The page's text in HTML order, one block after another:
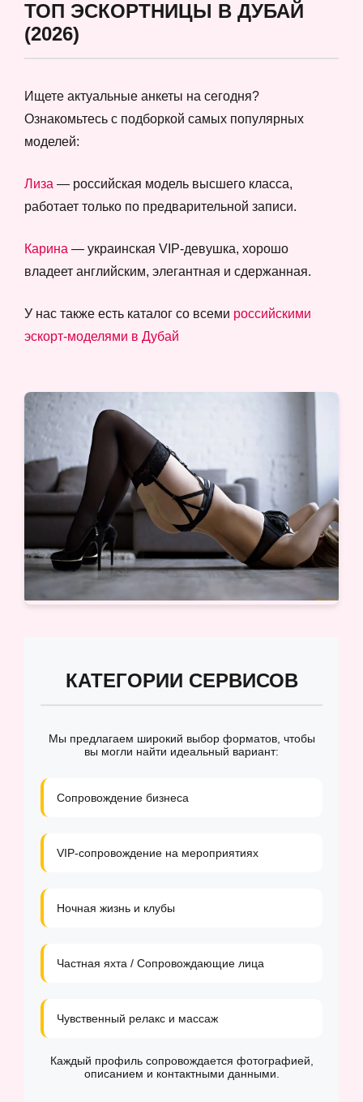
ТОП ЭСКОРТНИЦЫ В ДУБАЙ
(2026)
Ищете актуальные анкеты на сегодня?
Ознакомьтесь с подборкой самых популярных
моделей:
Лиза — российская модель высшего класса,
работает только по предварительной записи.
Карина — украинская VIP-девушка, хорошо
владеет английским, элегантная и сдержанная.
У нас также есть каталог со всеми российскими
эскорт-моделями в Дубай
КАТЕГОРИИ СЕРВИСОВ
Мы предлагаем широкий выбор форматов, чтобы
вы могли найти идеальный вариант:
Сопровождение бизнеса
VIP-сопровождение на мероприятиях
Ночная жизнь и клубы
Частная яхта / Сопровождающие лица
Чувственный релакс и массаж
Каждый профиль сопровождается фотографией,
описанием и контактными данными.